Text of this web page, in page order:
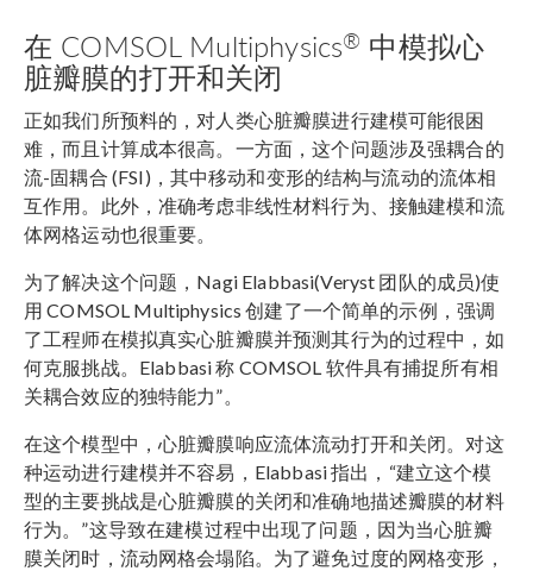
在 COMSOL Multiphysics® 中模拟心
脏瓣膜的打开和关闭
正如我们所预料的，对人类心脏瓣膜进行建模可能很困
难，而且计算成本很高。一方面，这个问题涉及强耦合的
流-固耦合 (FSI)，其中移动和变形的结构与流动的流体相
互作用。此外，准确考虑非线性材料行为、接触建模和流
体网格运动也很重要。
为了解决这个问题，Nagi Elabbasi(Veryst 团队的成员)使
用 COMSOL Multiphysics 创建了一个简单的示例，强调
了工程师在模拟真实心脏瓣膜并预测其行为的过程中，如
何克服挑战。Elabbasi 称 COMSOL 软件具有捕捉所有相
关耦合效应的独特能力”。
在这个模型中，心脏瓣膜响应流体流动打开和关闭。对这
种运动进行建模并不容易，Elabbasi 指出，“建立这个模
型的主要挑战是心脏瓣膜的关闭和准确地描述瓣膜的材料
行为。”这导致在建模过程中出现了问题，因为当心脏瓣
膜关闭时，流动网格会塌陷。为了避免过度的网格变形，